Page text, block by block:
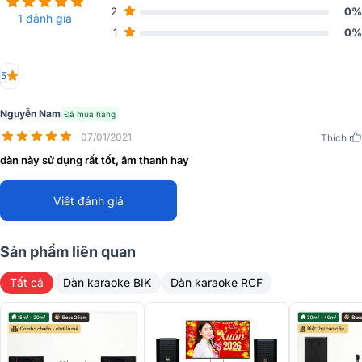
1 đánh giá 2
0%
1
0%
5
Nguyễn Nam Đã mua hàng
07/01/2021 Thích
dàn này sử dụng rất tốt, âm thanh hay
Viết đánh giá
Sản phẩm liên quan
Tất cả Dàn karaoke BIK Dàn karaoke RCF